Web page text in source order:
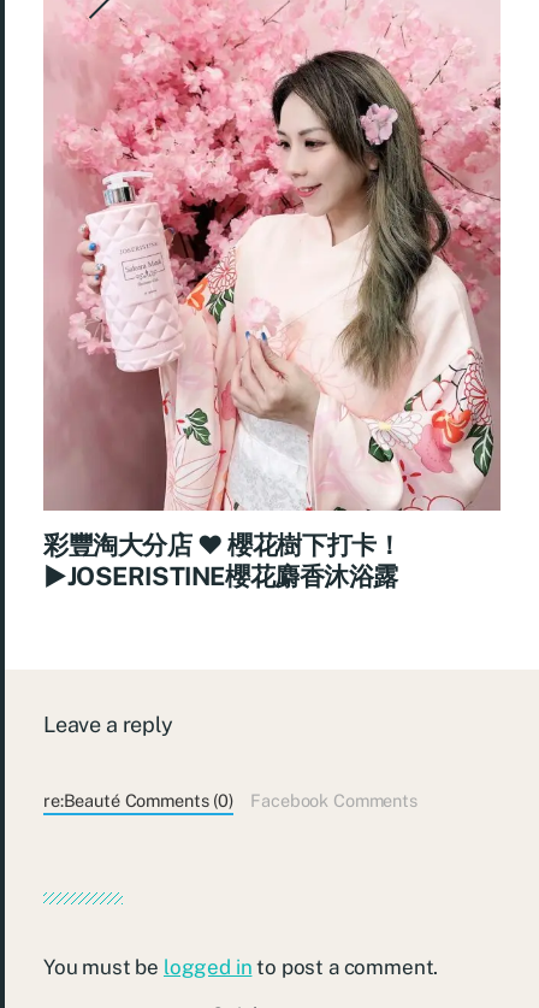
彩豐淘大分店 ♥ 櫻花樹下打卡！
►JOSERISTINE櫻花麝香沐浴露
Leave a reply
re:Beauté Comments (0) Facebook Comments
You must be logged in to post a comment.